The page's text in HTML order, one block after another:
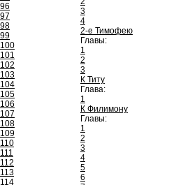
96
97
98
99
100
101
102
103
104
105
106
107
108
109
110
111
112
113
114
3
4
2-е Тимофею
Главы:
1
2
3
К Титу
Глава:
1
К Филимону
Главы:
1
2
3
4
5
6